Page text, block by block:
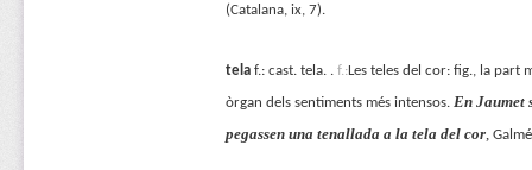
(Catalana, ix, 7).
telaf.: cast. tela. . f.:Les teles del cor: fig., la part
òrgan dels sentiments més intensos. En Jaumet
pegassen una tenallada a la tela del cor,